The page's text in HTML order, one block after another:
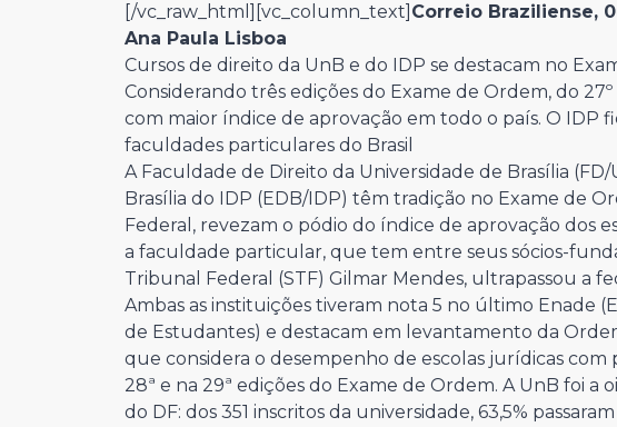
[/vc_raw_html][vc_column_text] Correio Braziliense,
Ana Paula Lisboa
Cursos de direito da UnB e do IDP se destacam no
Considerando três edições do Exame de Ordem, do 27º
com maior índice de aprovação em todo o país. O IDP
faculdades particulares do Brasil
A Faculdade de Direito da Universidade de Brasília
Brasília do IDP (EDB/IDP) têm tradição no Exame de
Federal, revezam o pódio do índice de aprovação dos
a faculdade particular, que tem entre seus sócios-
Tribunal Federal (STF) Gilmar Mendes, ultrapassou a
Ambas as instituições tiveram nota 5 no último Enade
de Estudantes) e destacam em levantamento da
que considera o desempenho de escolas jurídicas com
28ª e na 29ª edições do Exame de Ordem. A UnB foi a
do DF: dos 351 inscritos da universidade, 63,5%